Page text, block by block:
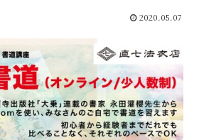
2020.05.07